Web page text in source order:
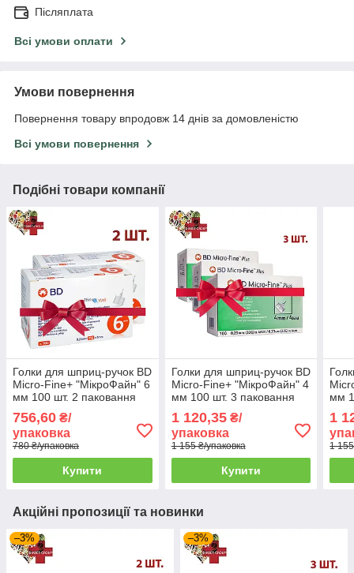
Післяплата
Всі умови оплати
Умови повернення
Повернення товару впродовж 14 днів за домовленістю
Всі умови повернення
Подібні товари компанії
Голки для шприц-ручок BD
Micro-Fine+ "МікроФайн" 6
мм 100 шт. 2 паковання
756,60 ₴/
упаковка
780 ₴/упаковка
Купити
Голки для шприц-ручок BD
Micro-Fine+ "МікроФайн" 4
мм 100 шт. 3 паковання
1 120,35₴/
упаковка
1 155 ₴/упаковка
Купити
мм
1
1
Акційні пропозиції та новинки
–3% –3%